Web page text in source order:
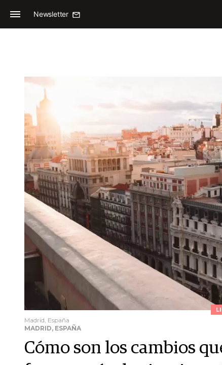
Newsletter
Madrid, España
MADRID, ESPAÑA
Cómo son los cambios